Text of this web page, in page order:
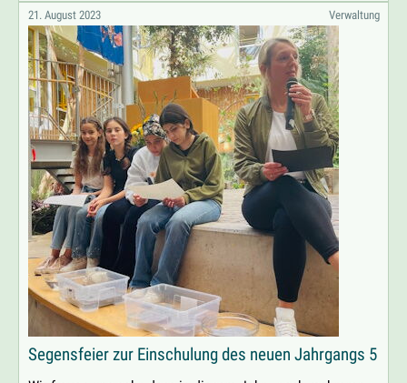
DAS
MARIENHOSPITAL
BRÜHL:
GESPRÄCHE
ÜBER
LEIDEN
UND
ABSCHIED
21. August 2023 Verwaltung
Segensfeier zur Einschulung des neuen Jahrgangs 5